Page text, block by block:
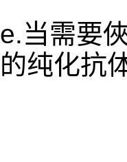
e.当需要
的纯化抗